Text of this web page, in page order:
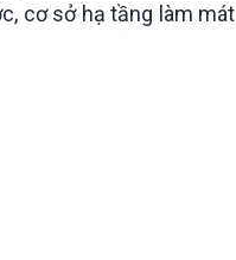
cơ sở hạ tầng làm mát